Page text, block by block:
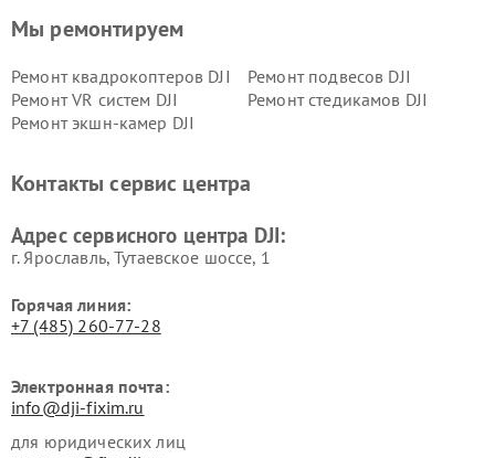
Мы ремонтируем
Ремонт квадрокоптеров DJI
Ремонт подвесов DJI
Ремонт VR систем DJI
Ремонт стедикамов DJI
Ремонт экшн-камер DJI
Контакты сервис центра
Адрес сервисного центра DJI:
г. Ярославль, Тутаевское шоссе, 1
Горячая линия:
+7 (485) 260-77-28
Электронная почта:
info@dji-fixim.ru
для юридических лиц